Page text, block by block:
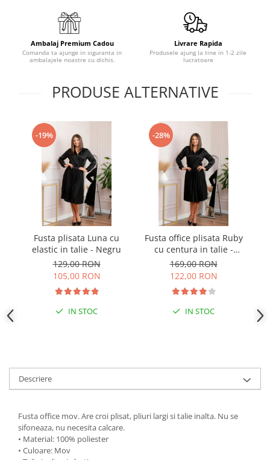
Ambalaj Premium Cadou
Comanda ta ajunge in siguranta in
ambalajele noastre cu dichis.
Livrare Rapida
Produsele ajung la tine in 1-2 zile
lucratoare
PRODUSE ALTERNATIVE
-19%
Fusta plisata Luna cu
elastic in talie - Negru
129,00 RON
105,00 RON
IN STOC
-28%
Fusta office plisata Ruby
cu centura in talie -
Negru
169,00 RON
122,00 RON
IN STOC
Descriere
Fusta office mov. Are croi plisat, pliuri largi si talie inalta. Nu se
sifoneaza, nu necesita calcare.
• Material: 100% poliester
• Culoare: Mov